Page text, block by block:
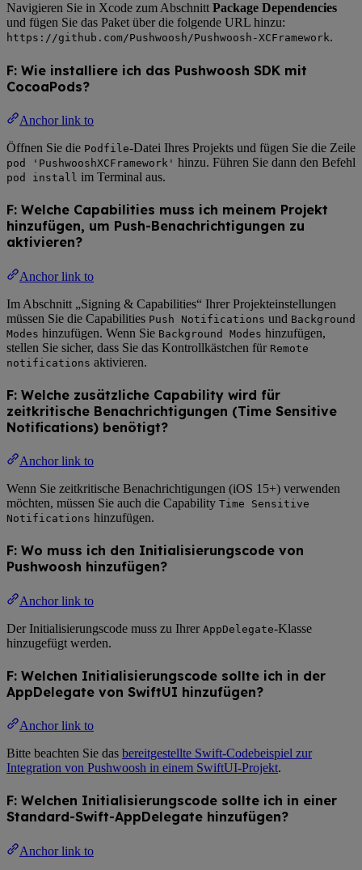
Navigieren Sie in Xcode zum AbschnittPackage Dependencies
und fügen Sie das Paket über die folgende URL hinzu:
https://github.com/Pushwoosh/Pushwoosh-XCFramework.
F: Wie installiere ich das Pushwoosh SDK mit
CocoaPods?
Anchor link to
Öffnen Sie die Podfile-Datei Ihres Projekts und fügen Sie die Zeile
pod 'PushwooshXCFramework' hinzu. Führen Sie dann den Befehl
pod install im Terminal aus.
F: Welche Capabilities muss ich meinem Projekt
hinzufügen, um Push-Benachrichtigungen zu
aktivieren?
Anchor link to
Im Abschnitt „Signing & Capabilities“ Ihrer Projekteinstellungen
müssen Sie die Capabilities Push Notifications und Background
Modes hinzufügen. Wenn Sie Background Modes hinzufügen,
stellen Sie sicher, dass Sie das Kontrollkästchen für Remote
notifications aktivieren.
F: Welche zusätzliche Capability wird für
zeitkritische Benachrichtigungen (Time Sensitive
Notifications) benötigt?
Anchor link to
Wenn Sie zeitkritische Benachrichtigungen (iOS 15+) verwenden
möchten, müssen Sie auch die Capability Time Sensitive
Notifications hinzufügen.
F: Wo muss ich den Initialisierungscode von
Pushwoosh hinzufügen?
Anchor link to
Der Initialisierungscode muss zu Ihrer AppDelegate-Klasse
hinzugefügt werden.
F: Welchen Initialisierungscode sollte ich in der
AppDelegate von SwiftUI hinzufügen?
Anchor link to
Bitte beachten Sie das bereitgestellte Swift-Codebeispiel zur
Integration von Pushwoosh in einem SwiftUI-Projekt.
F: Welchen Initialisierungscode sollte ich in einer
Standard-Swift-AppDelegate hinzufügen?
Anchor link to